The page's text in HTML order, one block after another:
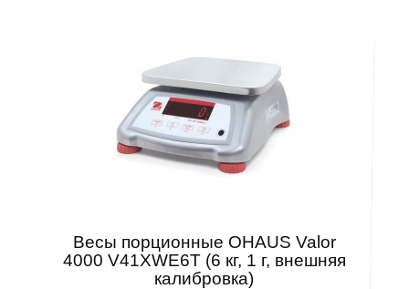
Весы порционные OHAUS Valor
4000 V41XWE6T (6 кг, 1 г, внешняя
калибровка)